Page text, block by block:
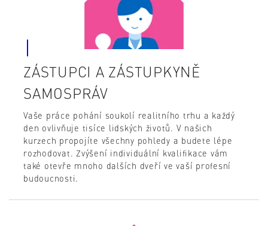
ZÁSTUPCI A ZÁSTUPKYNĚ
SAMOSPRÁV
Vaše práce pohání soukolí realitního trhu a každý
den ovlivňuje tisíce lidských životů. V našich
kurzech propojíte všechny pohledy a budete lépe
rozhodovat. Zvýšení individuální kvalifikace vám
také otevře mnoho dalších dveří ve vaší profesní
budoucnosti.